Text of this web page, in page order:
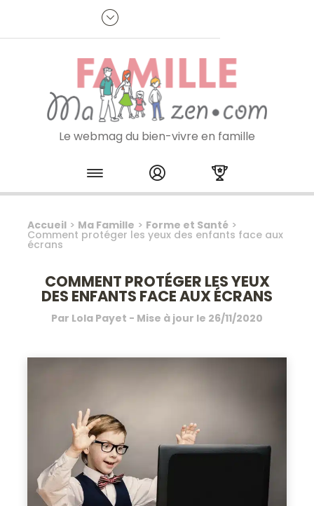
Je m'inscris à la newsletter
Le webmag du bien-vivre en famille
Skip to content
Accueil > Ma Famille > Forme et Santé >
Comment protéger les yeux des enfants face aux
écrans
COMMENT PROTÉGER LES YEUX
DES ENFANTS FACE AUX ÉCRANS
Par Lola Payet - Mise à jour le 26/11/2020
Panneau de gestion des cookies